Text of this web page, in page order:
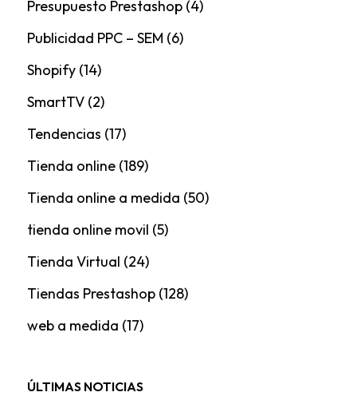
Presupuesto Prestashop(4)
Publicidad PPC – SEM (6)
Shopify(14)
SmartTV(2)
Tendencias (17)
Tienda online(189)
Tienda online a medida (50)
tienda online movil (5)
Tienda Virtual (24)
Tiendas Prestashop(128)
web a medida (17)
ÚLTIMAS NOTICIAS